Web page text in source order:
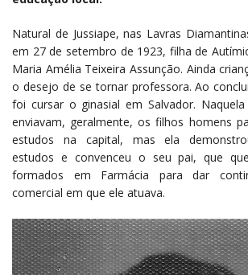
Natural de Jussiape, nas Lavras
em 27 de setembro de 1923, filha de
Maria Amélia Teixeira Assunção. Ainda
o desejo de se tornar professora. Ao
foi cursar o ginasial em Salvador.
enviavam, geralmente, os filhos homens
estudos na capital, mas ela
estudos e convenceu o seu pai, que
formados em Farmácia para dar
comercial em que ele atuava.